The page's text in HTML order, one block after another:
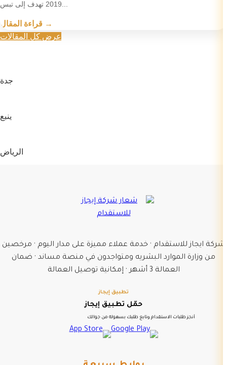
قراءة المقال →
عرض كل المقالات
جدة
ينبع
الرياض
شركة ايجاز للاستقدام · خدمة عملاء مميزة على مدار اليوم · مرخصين
من وزارة الموارد البشريه ومتواجدون في منصة مساند · ضمان
العمالة 3 أشهر · إمكانية توصيل العمالة
تطبيق إيجاز
حمّل تطبيق إيجاز
أنجز طلبات الاستقدام وتابع طلبك بسهولة من جوالك